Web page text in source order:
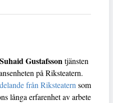
Gustafssontjänsten
på Riksteatern.
från Riksteatern som
långa erfarenhet av arbete